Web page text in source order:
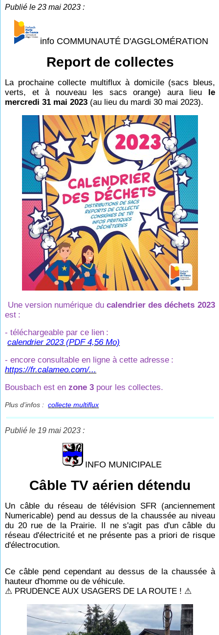
Publié le 23 mai 2023 :
info COMMUNAUTÉ D'AGGLOMÉRATION
Report de collectes
La prochaine collecte multiflux à domicile (sacs bleus,
verts, et à nouveau les sacs orange) aura lieu le
mercredi 31 mai 2023 (au lieu du mardi 30 mai 2023).
Une version numérique du calendrier des déchets 2023
est :
- téléchargeable par ce lien :
calendrier 2023 (PDF 4,56 Mo)
- encore consultable en ligne à cette adresse :
https://fr.calameo.com/...
Bousbach est enzone 3 pour les collectes.
Plus d'infos :collecte multiflux
Publié le 19 mai 2023 :
INFO MUNICIPALE
Câble TV aérien détendu
Un câble du réseau de télévision SFR (anciennement
Numericable) pend au dessus de la chaussée au niveau
du 20 rue de la Prairie. Il ne s'agit pas d'un câble du
réseau d'électricité et ne présente pas a priori de risque
d'électrocution.
Ce câble pend cependant au dessus de la chaussée à
hauteur d'homme ou de véhicule.
⚠ PRUDENCE AUX USAGERS DE LA ROUTE ! ⚠